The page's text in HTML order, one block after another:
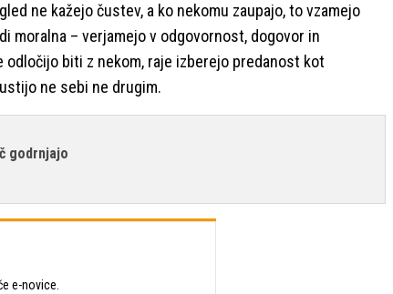
ne kažejo čustev, a ko nekomu zaupajo, to vzamejo
moralna – verjamejo v odgovornost, dogovor in
biti z nekom, raje izberejo predanost kot
ne sebi ne drugim.
godrnjajo
e-novice.